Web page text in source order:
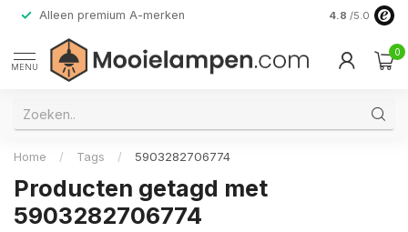
Alleen premium A-merken 4.8 /5.0
MENU
0
Home / Tags / 5903282706774
Producten getagd met
5903282706774